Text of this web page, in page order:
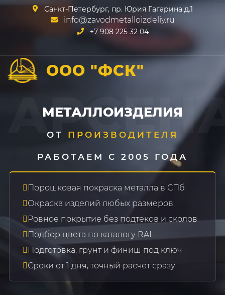
Санкт-Петербург, пр. Юрия Гагарина д.1
info@zavodmetalloizdeliy.ru
+7 908 225 32 04
ООО "ФСК"
МЕТАЛЛОИЗДЕЛИЯ
ОТ ПРОИЗВОДИТЕЛЯ
РАБОТАЕМ С 2005 ГОДА
Порошковая покраска металла в СПб
Окраска изделий любых размеров
Ровное покрытие без подтеков и сколов
Подбор цвета по каталогу RAL
Подготовка, грунт и финиш под ключ
Сроки от 1 дня, точный расчет сразу